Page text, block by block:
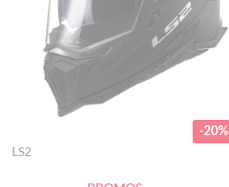
-20%
LS2